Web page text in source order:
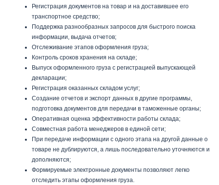
Регистрация документов на товар и на доставившее его
транспортное средство;
Поддержка разнообразных запросов для быстрого поиска
информации, выдача отчетов;
Отслеживание этапов оформления груза;
Контроль сроков хранения на складе;
Выпуск оформленного груза с регистрацией выпускающей
декларации;
Регистрация оказанных складом услуг;
Создание отчетов и экспорт данных в другие программы,
подготовка документов для передачи в таможенные органы;
Оперативная оценка эффективности работы склада;
Совместная работа менеджеров в единой сети;
При передаче информации с одного этапа на другой данные о
товаре не дублируются, а лишь последовательно уточняются и
дополняются;
Формируемые электронные документы позволяют легко
отследить этапы оформления груза.